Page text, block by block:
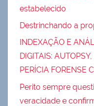
estabelecido
Destrinchando a
INDEXAÇÃO E
DIGITAIS:
PERÍCIA FORENSE
Perito sempre
veracidade e